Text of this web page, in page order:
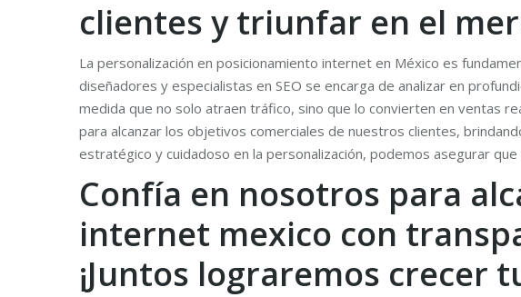
clientes y triunfar en el
La personalización en posicionamiento internet en México es
diseñadores y especialistas en SEO se encarga de analizar en
medida que no solo atraen tráfico, sino que lo convierten en ventas
para alcanzar los objetivos comerciales de nuestros clientes,
estratégico y cuidadoso en la personalización, podemos asegurar
Confía en nosotros para
internet mexico con
¡Juntos lograremos crecer